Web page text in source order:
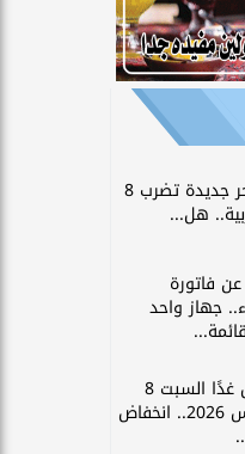
موجة حر جديدة تضرب 8
هل...
فاتورة
جهاز واحد
الطقس غدًا السبت 8
أغسطس 2026.. انخفاض